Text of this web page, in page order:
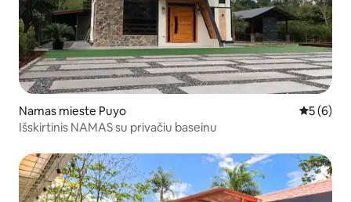
Namas mieste Puyo Vidutinis
5 (6)
Išskirtinis NAMAS su privačiu baseinu